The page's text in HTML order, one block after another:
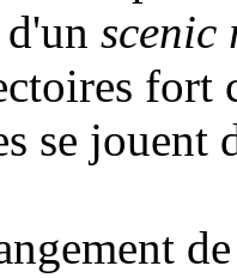
scenic
fort
se jouent